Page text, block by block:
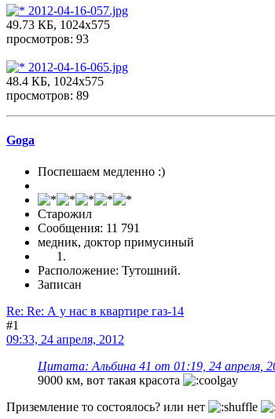
2012-04-16-057.jpg
49.73 КБ, 1024x575
просмотров: 93
2012-04-16-065.jpg
48.4 КБ, 1024x575
просмотров: 89
Goga
Поспешаем медленно :)
Старожил
Сообщения: 11 791
медник, доктор примусиный
Расположение: Тутошний.
Записан
Re: Re: А у нас в квартире газ-14
#1
09:33, 24 апреля, 2012
Цитата: Альбина 41 от 01:19, 24 апреля,
9000 км, вот такая красота
Приземление то состоялось? или нет